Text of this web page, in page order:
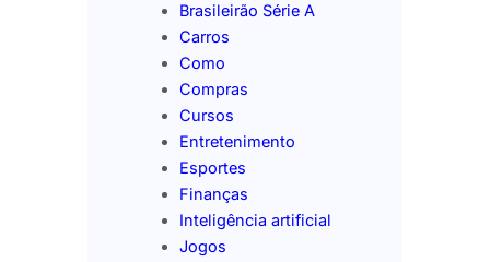
Brasileirão Série A
Carros
Como
Compras
Cursos
Entretenimento
Esportes
Finanças
Inteligência artificial
Jogos